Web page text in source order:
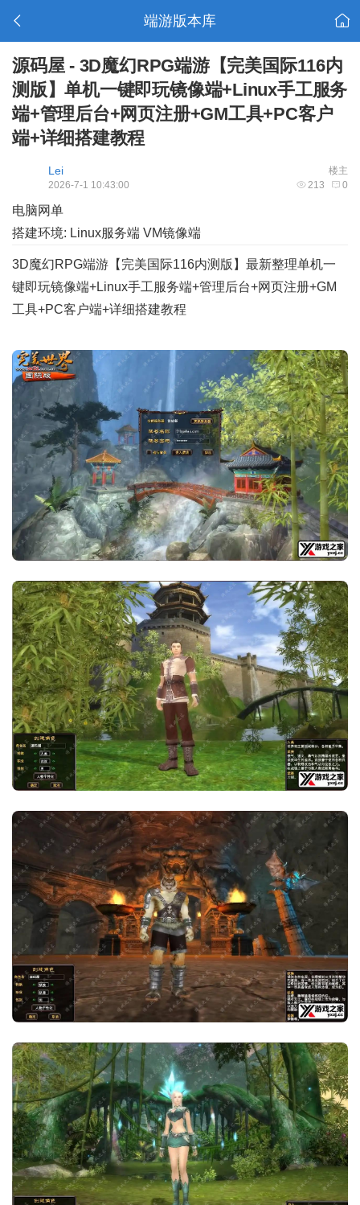
端游版本库
源码屋 - 3D魔幻RPG端游【完美国际116内
测版】单机一键即玩镜像端+Linux手工服务
端+管理后台+网页注册+GM工具+PC客户
端+详细搭建教程
楼主
Lei
213 0
2026-7-1 10:43:00
电脑网单
搭建环境: Linux服务端 VM镜像端
3D魔幻RPG端游【完美国际116内测版】最新整理单机一
键即玩镜像端+Linux手工服务端+管理后台+网页注册+GM
工具+PC客户端+详细搭建教程